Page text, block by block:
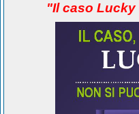
"Il caso